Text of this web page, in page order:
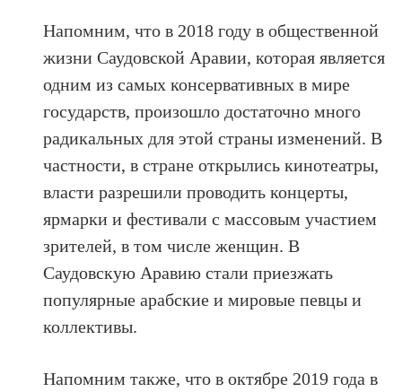
Напомним, что в 2018 году в общественной
жизни Саудовской Аравии, которая является
одним из самых консервативных в мире
государств, произошло достаточно много
радикальных для этой страны изменений. В
частности, в стране открылись кинотеатры,
власти разрешили проводить концерты,
ярмарки и фестивали с массовым участием
зрителей, в том числе женщин. В
Саудовскую Аравию стали приезжать
популярные арабские и мировые певцы и
коллективы.
Напомним также, что в октябре 2019 года в